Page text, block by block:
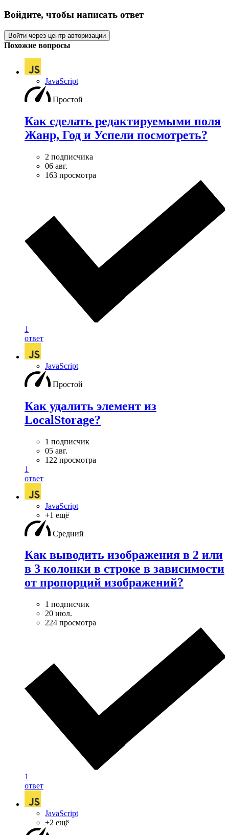
Войдите, чтобы написать ответ
Войти через центр авторизации
Похожие вопросы
JavaScript
Простой
Как сделать редактируемыми поля
Жанр, Год и Успели посмотреть?
2 подписчика
06 авг.
163 просмотра
1
ответ
JavaScript
Простой
Как удалить элемент из
LocalStorage?
1 подписчик
05 авг.
122 просмотра
1
ответ
JavaScript
+1 ещё
Средний
Как выводить изображения в 2 или
в 3 колонки в строке в зависимости
от пропорций изображений?
1 подписчик
20 июл.
224 просмотра
1
ответ
JavaScript
+2 ещё